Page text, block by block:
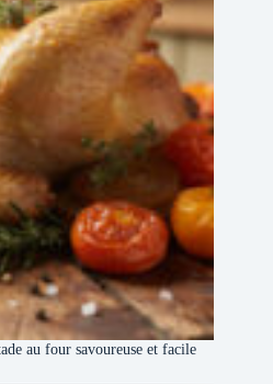
au four savoureuse et facile